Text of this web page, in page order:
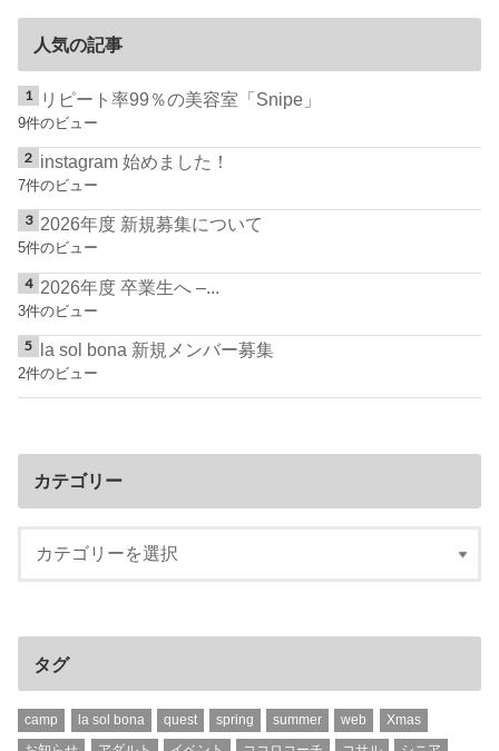
人気の記事
リピート率99％の美容室「Snipe」
9件のビュー
instagram 始めました！
7件のビュー
2026年度 新規募集について
5件のビュー
2026年度 卒業生へ –...
3件のビュー
la sol bona 新規メンバー募集
2件のビュー
カテゴリー
タグ
camp la sol bona quest spring summer web
Xmas